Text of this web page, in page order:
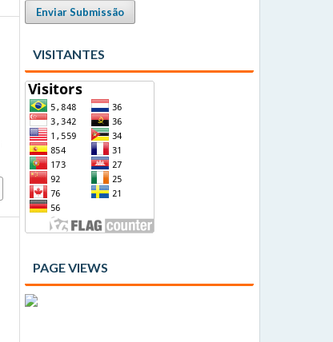
Enviar Submissão
VISITANTES
PAGE VIEWS